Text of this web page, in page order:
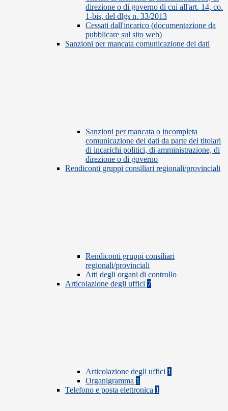
direzione o di governo di cui all'art. 14, co.
1-bis, del dlgs n. 33/2013
Cessati dall'incarico (documentazione da
pubblicare sul sito web)
Sanzioni per mancata comunicazione dei dati
Sanzioni per mancata o incompleta
comunicazione dei dati da parte dei titolari
di incarichi politici, di amministrazione, di
direzione o di governo
Rendiconti gruppi consiliari regionali/provinciali
Rendiconti gruppi consiliari
regionali/provinciali
Atti degli organi di controllo
Articolazione degli uffici 7
Articolazione degli uffici 1
Organigramma 1
Telefono e posta elettronica 1